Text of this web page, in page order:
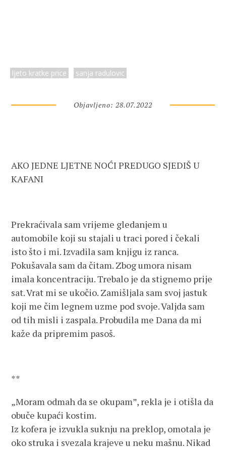
ljeto kratke price sanja radulovic
Objavljeno: 28.07.2022
AKO JEDNE LJETNE NOĆI PREDUGO SJEDIŠ U
KAFANI
Prekraćivala sam vrijeme gledanjem u
automobile koji su stajali u traci pored i čekali
isto što i mi. Izvadila sam knjigu iz ranca.
Pokušavala sam da čitam. Zbog umora nisam
imala koncentraciju. Trebalo je da stignemo prije
sat. Vrat mi se ukočio. Zamišljala sam svoj jastuk
koji me čim legnem uzme pod svoje. Valjda sam
od tih misli i zaspala. Probudila me Dana da mi
kaže da pripremim pasoš.
**
„Moram odmah da se okupam”, rekla je i otišla da
obuče kupaći kostim.
Iz kofera je izvukla suknju na preklop, omotala je
oko struka i svezala krajeve u neku mašnu. Nikad